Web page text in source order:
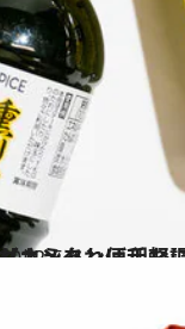
ンタン便利な調味料5選】 アウトドアでも、もちろんお家
ルメ